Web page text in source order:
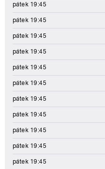
pátek 19:45
pátek 19:45
pátek 19:45
pátek 19:45
pátek 19:45
pátek 19:45
pátek 19:45
pátek 19:45
pátek 19:45
pátek 19:45
pátek 19:45